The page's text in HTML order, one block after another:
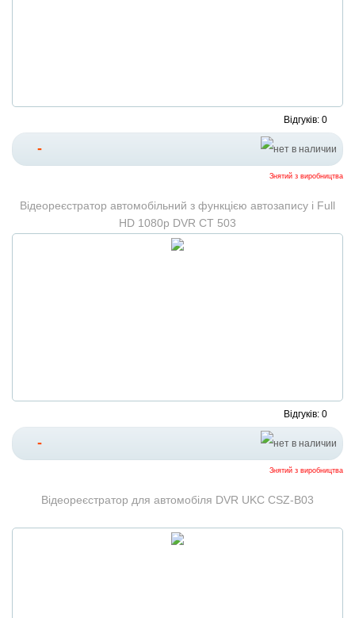
Відгуків: 0
-
Знятий з виробництва
Відеореєстратор автомобільний з функцією автозапису і Full
HD 1080p DVR CT 503
Відгуків: 0
-
Знятий з виробництва
Відеореєстратор для автомобіля DVR UKC CSZ-B03